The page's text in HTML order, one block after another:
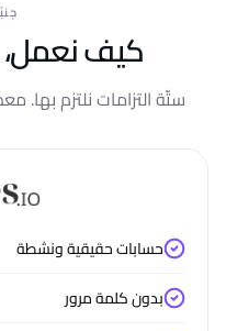
كيف
ستّة التزامات نلتزم بها.
حسابات حقيقية ونشطة
بدون كلمة مرور